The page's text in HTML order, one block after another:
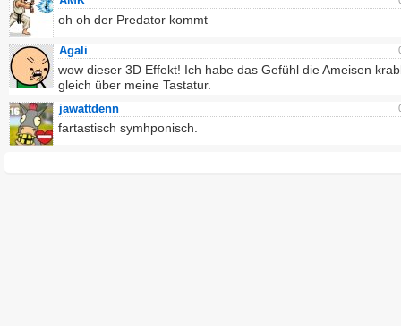
oh oh der Predator kommt
Agali
wow dieser 3D Effekt! Ich habe das Gefühl die Ameisen
gleich über meine Tastatur.
jawattdenn
fartastisch symhponisch.